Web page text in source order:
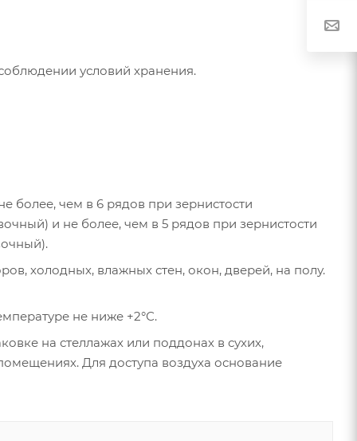
условий хранения.
чем в 6 рядов при зернистости
и не более, чем в 5 рядов при зернистости
холодных, влажных стен, окон, дверей, на полу.
не ниже +2°С.
на стеллажах или поддонах в сухих,
Для доступа воздуха основание